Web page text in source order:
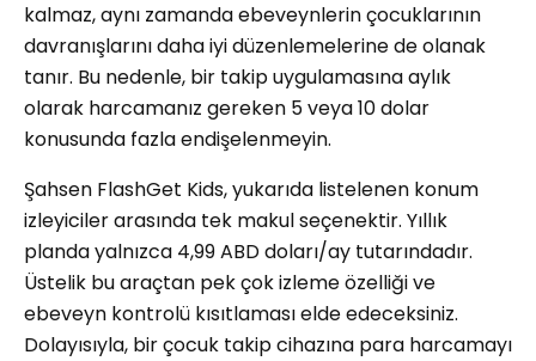
kalmaz, aynı zamanda ebeveynlerin çocuklarının
davranışlarını daha iyi düzenlemelerine de olanak
tanır. Bu nedenle, bir takip uygulamasına aylık
olarak harcamanız gereken 5 veya 10 dolar
konusunda fazla endişelenmeyin.
Şahsen FlashGet Kids, yukarıda listelenen konum
izleyiciler arasında tek makul seçenektir. Yıllık
planda yalnızca 4,99 ABD doları/ay tutarındadır.
Üstelik bu araçtan pek çok izleme özelliği ve
ebeveyn kontrolü kısıtlaması elde edeceksiniz.
Dolayısıyla, bir çocuk takip cihazına para harcamayı